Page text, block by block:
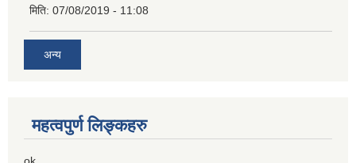
मिति: 07/08/2019 - 11:08
अन्य
महत्वपुर्ण लिङ्कहरु